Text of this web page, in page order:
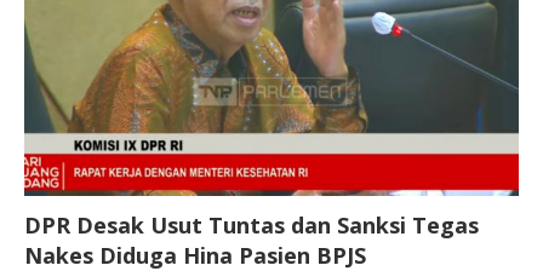
DPR Desak Usut Tuntas dan Sanksi Tegas
Nakes Diduga Hina Pasien BPJS